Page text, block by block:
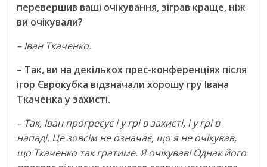
перевершив ваші очікування, зіграв краще, ніж
ви очікували?
– Іван Ткаченко.
– Так, ви на декількох прес-конференціях після
ігор Єврокубка відзначали хорошу гру Івана
Ткаченка у захисті.
– Так, Іван прогресує і у грі в захисті, і у грі в
нападі. Це зовсім не означає, що я не очікував,
що Ткаченко так гратиме. Я очікував! Однак його